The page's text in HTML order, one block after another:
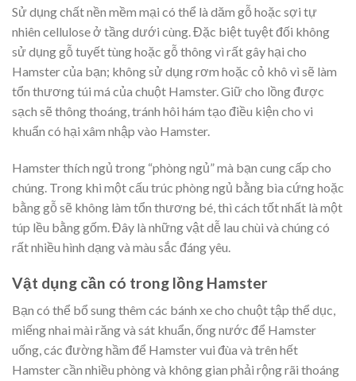
Sử dụng chất nền mềm mại có thể là dăm gỗ hoặc sợi tự
nhiên cellulose ở tầng dưới cùng. Đặc biệt tuyệt đối không
sử dụng gỗ tuyết tùng hoặc gỗ thông vì rất gây hại cho
Hamster của bạn; không sử dụng rơm hoặc cỏ khô vì sẽ làm
tổn thương túi má của chuột Hamster. Giữ cho lồng được
sạch sẽ thông thoáng, tránh hôi hám tạo điều kiện cho vi
khuẩn có hại xâm nhập vào Hamster.
Hamster thích ngủ trong “phòng ngủ” mà bạn cung cấp cho
chúng. Trong khi một cấu trúc phòng ngủ bằng bìa cứng hoặc
bằng gỗ sẽ không làm tổn thương bé, thì cách tốt nhất là một
túp lều bằng gốm. Đây là những vật dễ lau chùi và chúng có
rất nhiều hình dạng và màu sắc đáng yêu.
Vật dụng cần có trong lồng Hamster
Bạn có thể bổ sung thêm các bánh xe cho chuột tập thể dục,
miếng nhai mài răng và sát khuẩn, ống nước để Hamster
uống, các đường hầm để Hamster vui đùa và trên hết
Hamster cần nhiều phòng và không gian phải rộng rãi thoáng